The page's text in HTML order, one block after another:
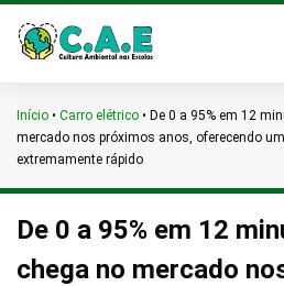
Início • Carro elétrico • De 0 a 95% em 12
mercado nos próximos anos, oferecendo
extremamente rápido
De 0 a 95% em 12
chega no mercado